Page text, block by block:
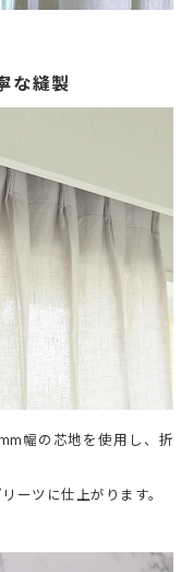
な縫製
幅の芯地を使用し、折
ーツに仕上がります。